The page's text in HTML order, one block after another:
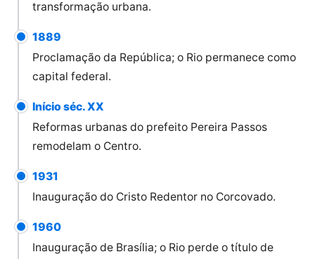
transformação urbana.
1889
Proclamação da República; o Rio permanece como
capital federal.
Início séc. XX
Reformas urbanas do prefeito Pereira Passos
remodelam o Centro.
1931
Inauguração do Cristo Redentor no Corcovado.
1960
Inauguração de Brasília; o Rio perde o título de